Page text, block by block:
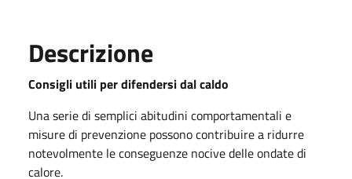
Descrizione
Consigli utili per difendersi dal caldo
Una serie di semplici abitudini comportamentali e
misure di prevenzione possono contribuire a ridurre
notevolmente le conseguenze nocive delle ondate di
calore.